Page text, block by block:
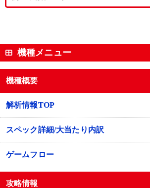
機種メニュー
機種概要
解析情報TOP
スペック詳細/大当たり内訳
ゲームフロー
攻略情報